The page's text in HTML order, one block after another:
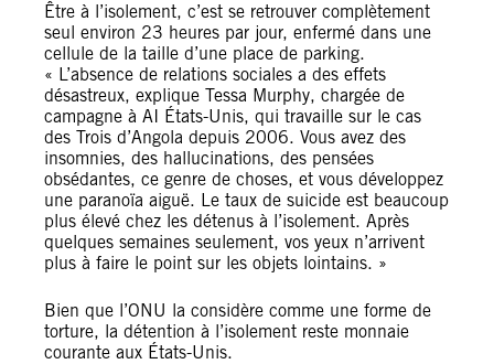
Être à l’isolement, c’est se retrouver complètement
seul environ 23 heures par jour, enfermé dans une
cellule de la taille d’une place de parking.
« L’absence de relations sociales a des effets
désastreux, explique Tessa Murphy, chargée de
campagne à AI États-Unis, qui travaille sur le cas
des Trois d’Angola depuis 2006. Vous avez des
insomnies, des hallucinations, des pensées
obsédantes, ce genre de choses, et vous développez
une paranoïa aiguë. Le taux de suicide est beaucoup
plus élevé chez les détenus à l’isolement. Après
quelques semaines seulement, vos yeux n’arrivent
plus à faire le point sur les objets lointains. »
Bien que l’ONU la considère comme une forme de
torture, la détention à l’isolement reste monnaie
courante aux États-Unis.